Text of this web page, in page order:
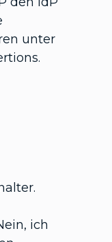
unter
ich